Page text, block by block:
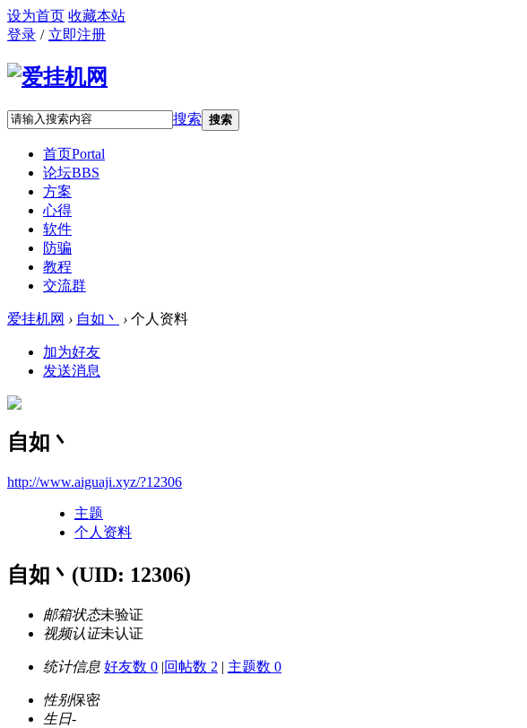
设为首页 收藏本站
登录 / 立即注册
搜索 搜索
首页Portal
论坛BBS
方案
心得
软件
防骗
教程
交流群
爱挂机网 › 自如丶 › 个人资料
加为好友
发送消息
自如丶
http://www.aiguaji.xyz/?12306
主题
个人资料
自如丶 (UID: 12306)
邮箱状态未验证
视频认证未认证
统计信息 好友数 0 |回帖数 2 | 主题数 0
性别保密
生日-